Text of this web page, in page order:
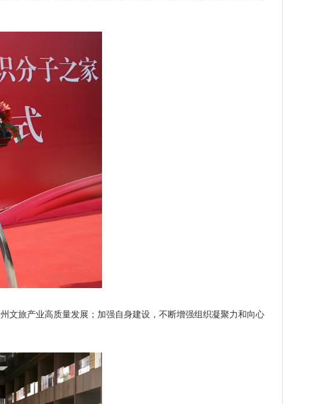
旅产业高质量发展；加强自身建设，不断增强组织凝聚力和向心